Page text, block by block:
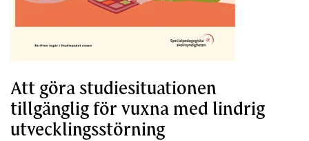
Att göra studiesituationen
tillgänglig för vuxna med lindrig
utvecklingsstörning